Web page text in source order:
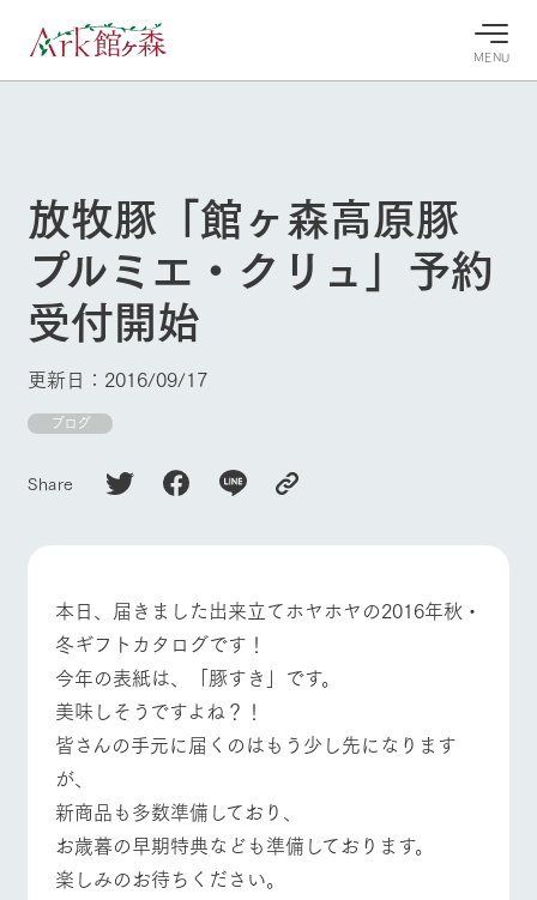
MENU
牧場へ行
く
営業時
間・料金
交通アク
セス
よく見られている情報
今日の牧
場・営業
案内
本日の営業時間
や牧場の天気、
イベン 牧場の楽
施設・体験情報
フラワー
ガーデン
花のある美しい
自然環境の中、
季節の移り変わ
う
動物とふ
れあう
触れて、感じ
て、学ぶ。館ヶ
なかで動物とふ
れあう
アクティ
ビティ／
ら学べる様々な
レストラ
ン
牧場の生産品を
／お買い
物
ホーム
Ark館ヶ森について
牧場に行く
私たちの取り組み
ArkFarm Wedding
お知らせ
ブログ
お問い合わせ・資料請求
生産品カタログ・資料DL
English (Google Translate)
牧場トップ 今日の牧場 牧場の楽しみ方
イベント/フェア レストラン/BBQ
動物とふれあう
放牧豚「館ヶ森高原豚
プルミエ・クリュ」予約
受付開始
更新日：2016/09/17
ブログ
Share
本日、届きました出来立てホヤホヤの2016年秋・
冬ギフトカタログです！
今年の表紙は、「豚すき」です。
​美味しそうですよね？！
​皆さんの手元に届くのはもう少し先になります
が、
​新商品も多数準備しており、
お歳暮の早期特典なども準備しております。
​楽しみのお待ちください。